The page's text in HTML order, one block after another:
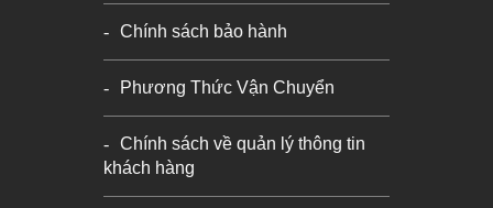
Chính sách bảo hành
Phương Thức Vận Chuyển
Chính sách về quản lý thông tin
khách hàng